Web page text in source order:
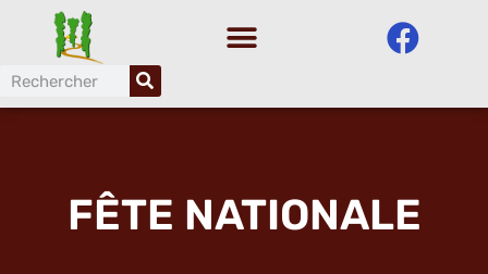
au
contenu
FÊTE NATIONALE